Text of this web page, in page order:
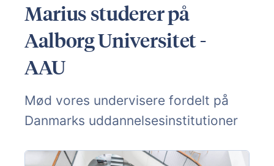
Marius studerer på
Aalborg Universitet -
AAU
Mød vores undervisere fordelt på
Danmarks uddannelsesinstitutioner